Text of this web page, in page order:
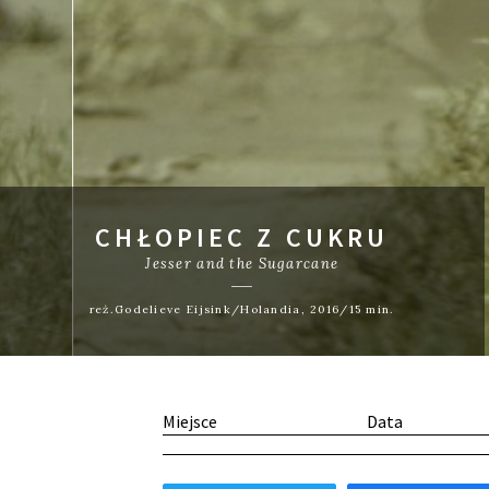
CHŁOPIEC Z CUKRU
Jesser and the Sugarcane
reż.Godelieve Eijsink/Holandia, 2016/15 min.
Miejsce Data